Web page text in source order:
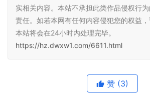
实相关内容。本站不承担此类作品侵权行
责任。如若本网有任何内容侵犯您的权益，
本站将会在24小时内处理完毕。
https://hz.dwxw1.com/6611.html
赞 (3)